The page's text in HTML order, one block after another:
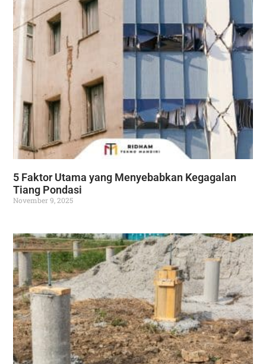
5 Faktor Utama yang Menyebabkan Kegagalan
Tiang Pondasi
November 9, 2025